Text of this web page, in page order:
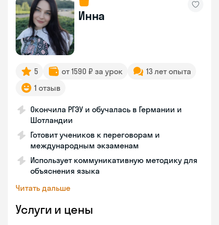
Инна
5 от 1590 ₽ за урок
13 лет опыта
1 отзыв
Окончила РГЭУ и обучалась в Германии и
Шотландии
Готовит учеников к переговорам и
международным экзаменам
Использует коммуникативную методику для
объяснения языка
Читать дальше
Услуги и цены